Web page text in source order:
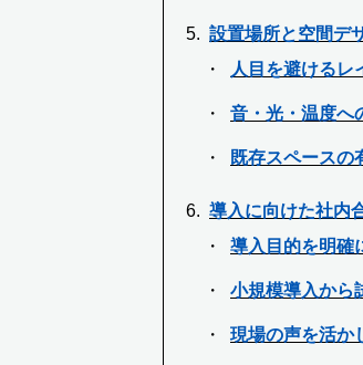
設置場所と空間デ
人目を避けるレ
音・光・温度へ
既存スペースの
導入に向けた社内
導入目的を明確
小規模導入から
現場の声を活か